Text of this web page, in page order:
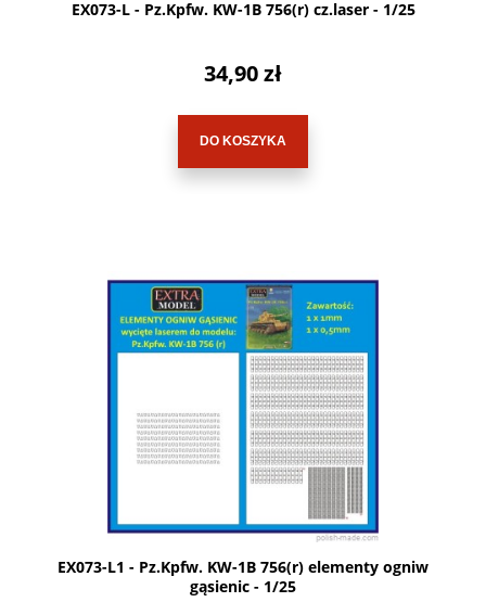
EX073-L - Pz.Kpfw. KW-1B 756(r) cz.laser - 1/25
34,90 zł
DO KOSZYKA
EX073-L1 - Pz.Kpfw. KW-1B 756(r) elementy ogniw
gąsienic - 1/25